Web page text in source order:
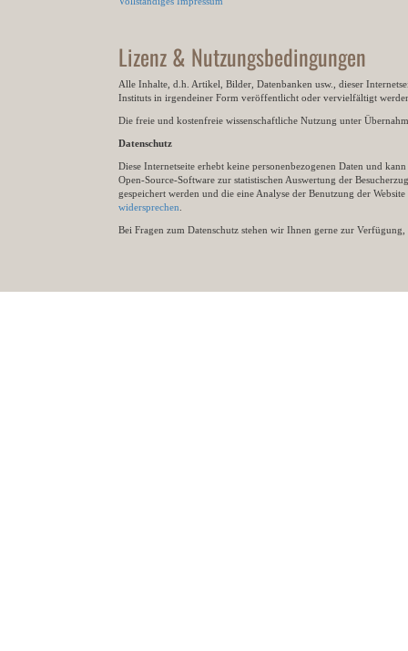
Lizenz & Nutzungsbedingungen
Alle Inhalte, d.h. Artikel, Bilder, Datenbanken usw., dieser
Instituts in irgendeiner Form veröffentlicht oder vervielfältigt
Die freie und kostenfreie wissenschaftliche Nutzung unter
Datenschutz
Diese Internetseite erhebt keine personenbezogenen Daten und
Open-Source-Software zur statistischen Auswertung der
gespeichert werden und die eine Analyse der Benutzung der
widersprechen
Bei Fragen zum Datenschutz stehen wir Ihnen gerne zur